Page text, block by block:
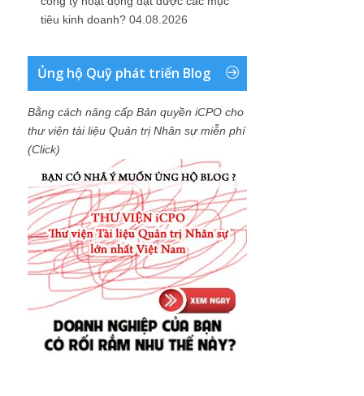
tiêu kinh doanh? 04.08.2026
Ủng hộ Quỹ phát triển Blog
Bằng cách nâng cấp Bản quyền iCPO cho
thư viện tài liệu Quản trị Nhân sự miễn phí
(Click)